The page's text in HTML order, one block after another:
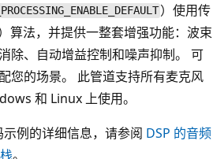
）使用传
算法，并提供一整套增强功能：波束
除、自动增益控制和噪声抑制。 可
您的场景。 此管道支持所有麦克风
和 Linux 上使用。
例的详细信息，请参阅 DSP 的音频
。